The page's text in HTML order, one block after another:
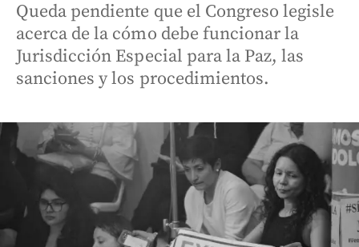
Queda pendiente que el Congreso legisle
acerca de la cómo debe funcionar la
Jurisdicción Especial para la Paz, las
sanciones y los procedimientos.